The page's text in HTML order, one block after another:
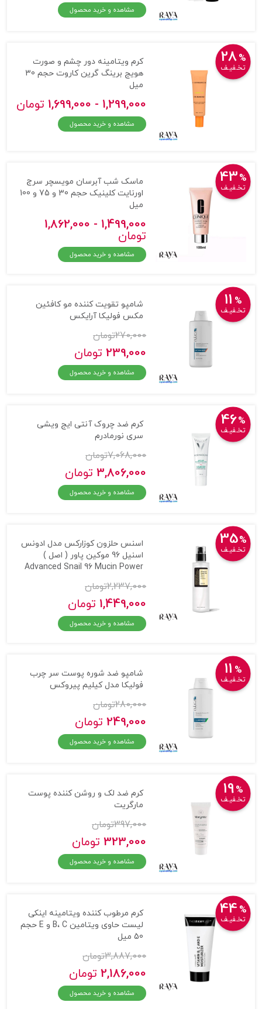
مشاهده و خرید محصول
28%
تخـفیـف
کرم ویتامینه دور چشم و صورت
هویج برینگ گرین کاروت حجم 30
میل
1,299,000 - 1,699,000 تومان
مشاهده و خرید محصول
43%
تخـفیـف
ماسک شب آبرسان مویسچر سرج
اورنایت کلینیک حجم 30 و 75 و 100
میل
1,499,000 - 1,862,000
تومان
مشاهده و خرید محصول
11 %
تخـفیـف
شامپو تقویت کننده مو کافئین
مکس فولیکا آرایکس
270,000تومان
239,000 تومان
مشاهده و خرید محصول
46%
تخـفیـف
کرم ضد چروک آنتی ایج ویشی
سری نورمادرم
7,068,000تومان
3,806,000 تومان
مشاهده و خرید محصول
35%
تخـفیـف
اسنس حلزون کوزارکس مدل ادونس
اسنیل 96 موکین پاور ( اصل )
Advanced Snail 96 Mucin Power
2,237,000تومان
1,449,000 تومان
مشاهده و خرید محصول
11 %
تخـفیـف
شامپو ضد شوره پوست سر چرب
فولیکا مدل کیلیم پیروکس
280,000تومان
249,000 تومان
مشاهده و خرید محصول
19%
تخـفیـف
کرم ضد لک و روشن کننده پوست
مارگریت
397,000تومان
323,000 تومان
مشاهده و خرید محصول
44 %
تخـفیـف
کرم مرطوب کننده ویتامینه اینکی
لیست حاوی ویتامین B، C و E حجم
50 میل
3,887,000تومان
2,186,000 تومان
مشاهده و خرید محصول